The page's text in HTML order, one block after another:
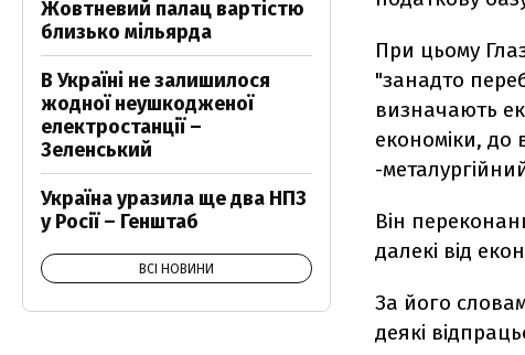
При цьому
"занадто
визначають
економіки, до
-
Він
далекі від
За його
деякі
Жовтневий палац вартістю
близько мільярда
В Україні не залишилося
жодної неушкодженої
електростанції –
Зеленський
Україна уразила ще два НПЗ
у Росії – Генштаб
ВСІ НОВИНИ